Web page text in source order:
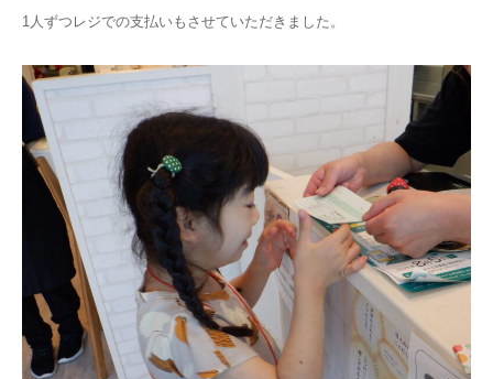
1人ずつレジでの支払いもさせていただきました。